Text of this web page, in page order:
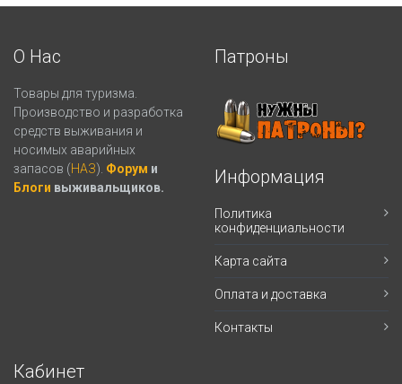
О Нас
Товары для туризма.
Производство и разработка
средств выживания и
носимых аварийных
запасов (НАЗ). Форум и
Блоги выживальщиков.
Патроны
Информация
Политика
конфиденциальности
Карта сайта
Оплата и доставка
Контакты
Кабинет